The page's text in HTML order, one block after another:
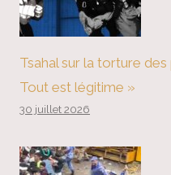
Tsahal sur la torture
Tout est légitime »
30 juillet 2026